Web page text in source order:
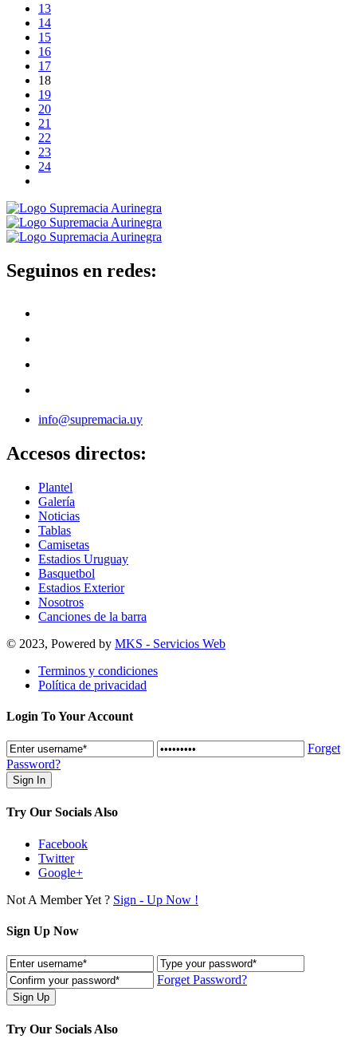
13
14
15
16
17
18
19
20
21
22
23
24
Seguinos en redes:
info@supremacia.uy
Accesos directos:
Plantel
Galería
Noticias
Tablas
Camisetas
Estadios Uruguay
Basquetbol
Estadios Exterior
Nosotros
Canciones de la barra
© 2023, Powered by MKS - Servicios Web
Terminos y condiciones
Política de privacidad
Login To Your Account
Forget
Password?
Try Our Socials Also
Facebook
Twitter
Google+
Not A Member Yet ? Sign - Up Now !
Sign Up Now
Forget Password?
Try Our Socials Also